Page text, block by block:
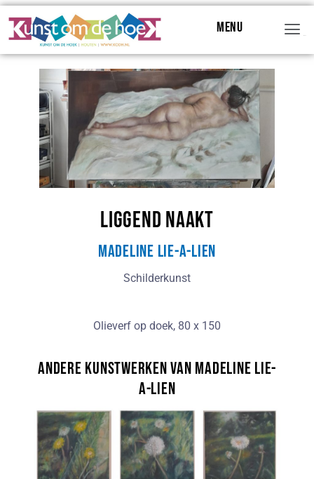
Menu
Liggend naakt
Madeline Lie-A-Lien
Schilderkunst
Olieverf op doek, 80 x 150
Andere kunstwerken van Madeline Lie-
A-Lien